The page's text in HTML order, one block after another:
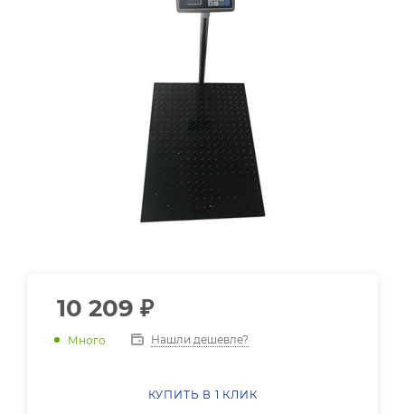
10 209 ₽
Много Нашли дешевле?
КУПИТЬ В 1 КЛИК